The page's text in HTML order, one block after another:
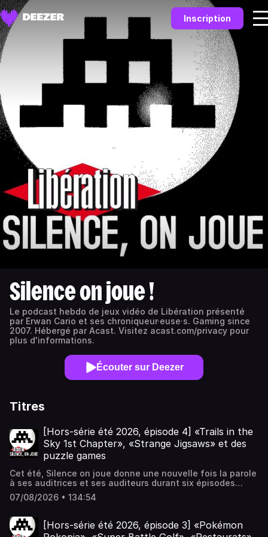
Inscription
Silence on joue !
Le podcast hebdo de jeux vidéo de Libération présenté
par Erwan Cario et ses chroniqueur·euse·s. Gaming since
2007. Hébergé par Acast. Visitez acast.com/privacy pour
plus d'informations.
Écouter sur Deezer
Titres
[Hors-série été 2026, épisode 4] «Trails in the
Sky 1st Chapter», «Strange Jigsaws» et des
puzzle games
Cet été, Silence on joue donne une nouvelle fois la parole
à ses auditrices et ses auditeurs durant six épisodes
spéciaux. Dans ce quatrième volet, on part à l'aventure à
la sauce JRPG avec Trails in the Sky First Chapter, remake
partie, on sollicite nos neurones avec une petite
collection de puzzle games, dont l'incontournable Strange
07/08/2026 • 134:54
[Hors-série été 2026, épisode 3] «Pokémon